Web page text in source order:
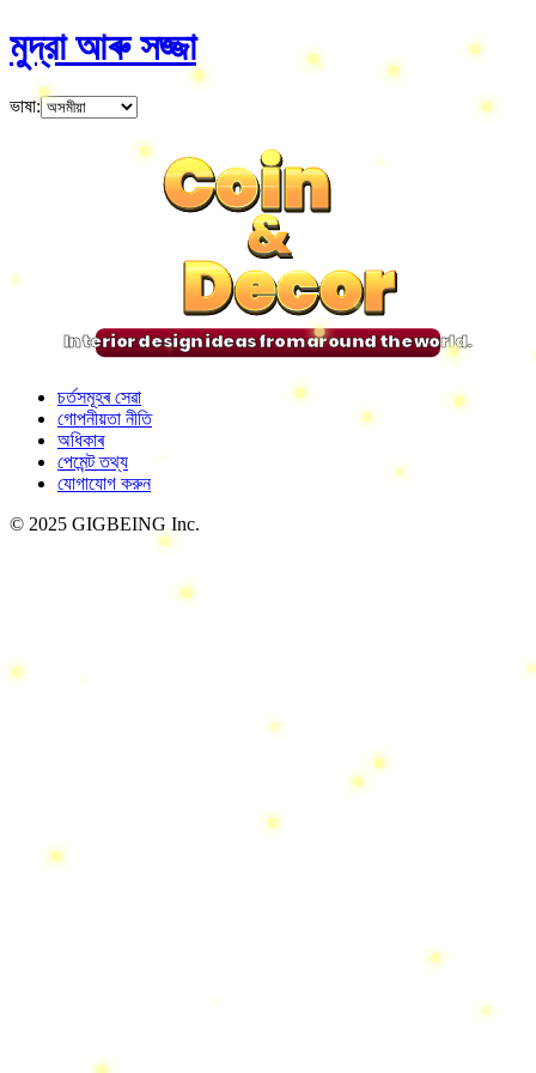
মুদ্রা আৰু সজ্জা
ভাষা:
Coin
&
Decor
Coin
&
Decor
Coin
&
Decor
Coin
&
Decor
Interior design ideas from around the world.
চৰ্তসমূহৰ সেৱা
গোপনীয়তা নীতি
অধিকাৰ
পেমেন্ট তথ্য
যোগাযোগ করুন
© 2025 GIGBEING Inc.